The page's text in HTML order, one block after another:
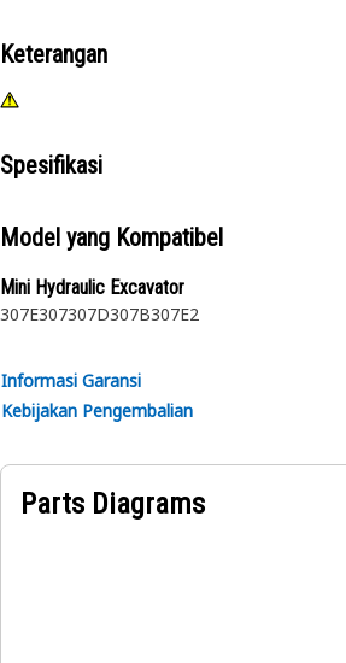
Keterangan
Spesifikasi
Model yang Kompatibel
Mini Hydraulic Excavator
307E307307D307B307E2
Informasi Garansi
Kebijakan Pengembalian
Parts Diagrams